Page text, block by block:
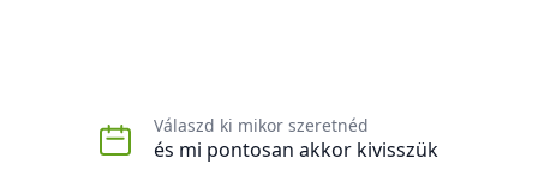
és mi pontosan akkor kivisszük
Válaszd ki mikor szeretnéd